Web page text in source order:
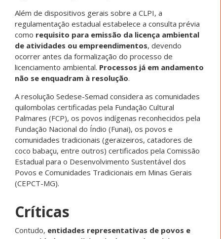
Além de dispositivos gerais sobre a CLPI, a
regulamentação estadual estabelece a consulta prévia
como requisito para emissão da licença ambiental
de atividades ou empreendimentos, devendo
ocorrer antes da formalização do processo de
licenciamento ambiental. Processos já em andamento
não se enquadram à resolução.
A resolução Sedese-Semad considera as comunidades
quilombolas certificadas pela Fundação Cultural
Palmares (FCP), os povos indígenas reconhecidos pela
Fundação Nacional do Índio (Funai), os povos e
comunidades tradicionais (geraizeiros, catadores de
coco babaçu, entre outros) certificados pela Comissão
Estadual para o Desenvolvimento Sustentável dos
Povos e Comunidades Tradicionais em Minas Gerais
(CEPCT-MG).
Críticas
Contudo, entidades representativas de povos e